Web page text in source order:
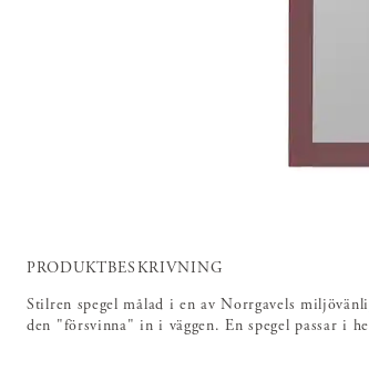
PRODUKTBESKRIVNING
Stilren spegel målad i en av Norrgavels
den "försvinna" in i väggen. En spegel passar i